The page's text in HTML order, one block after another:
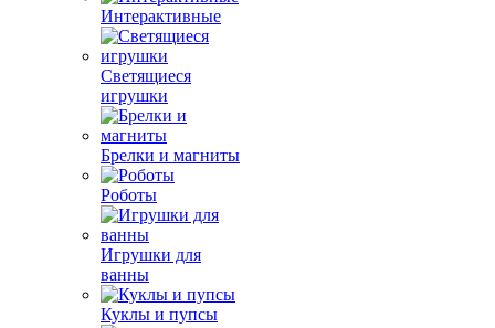
Интерактивные
Светящиеся
игрушки
Брелки и магниты
Роботы
Игрушки для
ванны
Куклы и пупсы